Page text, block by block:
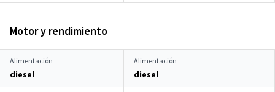
Motor y rendimiento
Alimentación
diesel
Alimentación
diesel